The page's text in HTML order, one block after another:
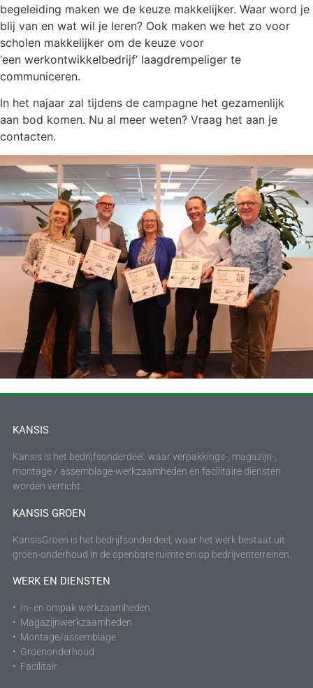
begeleiding maken we de keuze makkelijker. Waar word je
blij van en wat wil je leren? Ook maken we het zo voor
scholen makkelijker om de keuze voor
‘een werkontwikkelbedrijf’ laagdrempeliger te
communiceren.
In het najaar zal tijdens de campagne het gezamenlijk
aan bod komen. Nu al meer weten? Vraag het aan je
contacten.
KANSIS
Kansis is het bedrijfsonderdeel, waar verpakkings-, magazijn-,
montage / assemblage-werkzaamheden en facilitaire diensten
worden verricht.
KANSIS GROEN
KansisGroen is het bedrijfsonderdeel, waar het werk bestaat uit
groen-onderhoud in de openbare ruimte en op bedrijventerreinen.
WERK EN DIENSTEN
• In- en ompak werkzaamheden
• Magazijnwerkzaamheden
• Montage/assemblage
• Groenonderhoud
• Facilitair